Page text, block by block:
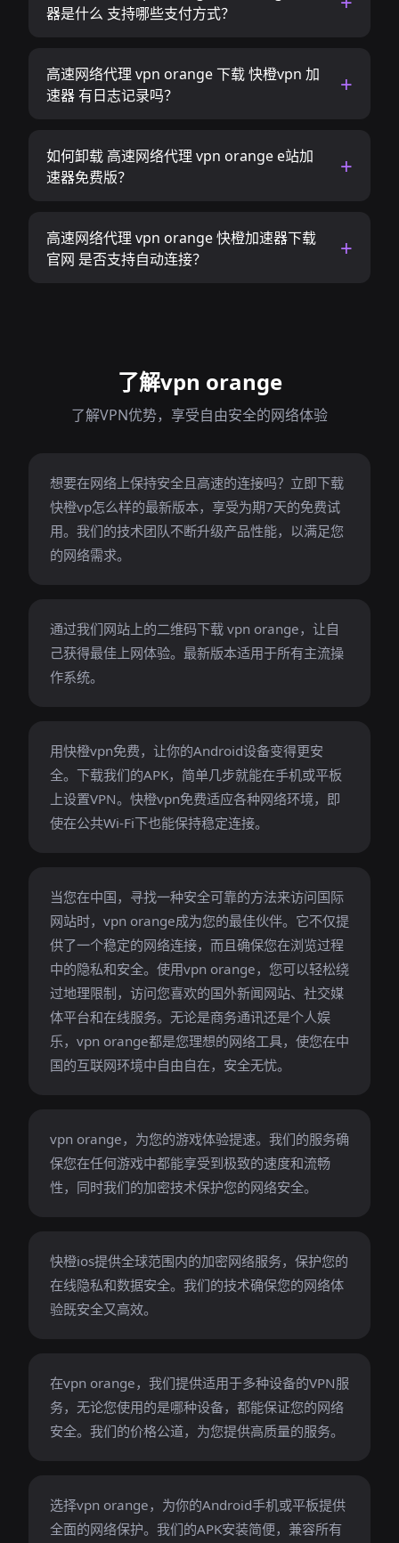
器是什么 支持哪些支付方式？
高速网络代理 vpn orange 下载 快橙vpn 加
速器 有日志记录吗？
如何卸载 高速网络代理 vpn orange e站加
速器免费版？
高速网络代理 vpn orange 快橙加速器下载
官网 是否支持自动连接？
了解vpn orange
了解VPN优势，享受自由安全的网络体验
想要在网络上保持安全且高速的连接吗？立即下载
快橙vp怎么样的最新版本，享受为期7天的免费试
用。我们的技术团队不断升级产品性能，以满足您
的网络需求。
通过我们网站上的二维码下载 vpn orange，让自
己获得最佳上网体验。最新版本适用于所有主流操
作系统。
用快橙vpn免费，让你的Android设备变得更安
全。下载我们的APK，简单几步就能在手机或平板
上设置VPN。快橙vpn免费适应各种网络环境，即
使在公共Wi-Fi下也能保持稳定连接。
当您在中国，寻找一种安全可靠的方法来访问国际
网站时，vpn orange成为您的最佳伙伴。它不仅提
供了一个稳定的网络连接，而且确保您在浏览过程
中的隐私和安全。使用vpn orange，您可以轻松绕
过地理限制，访问您喜欢的国外新闻网站、社交媒
体平台和在线服务。无论是商务通讯还是个人娱
乐，vpn orange都是您理想的网络工具，使您在中
国的互联网环境中自由自在，安全无忧。
vpn orange，为您的游戏体验提速。我们的服务确
保您在任何游戏中都能享受到极致的速度和流畅
性，同时我们的加密技术保护您的网络安全。
快橙ios提供全球范围内的加密网络服务，保护您的
在线隐私和数据安全。我们的技术确保您的网络体
验既安全又高效。
在vpn orange，我们提供适用于多种设备的VPN服
务，无论您使用的是哪种设备，都能保证您的网络
安全。我们的价格公道，为您提供高质量的服务。
选择vpn orange，为你的Android手机或平板提供
全面的网络保护。我们的APK安装简便，兼容所有